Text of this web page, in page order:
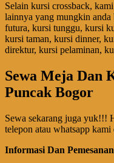
Selain kursi crossback,
lainnya yang mungkin
futura, kursi tunggu, kursi
kursi taman, kursi dinner,
direktur, kursi pelaminan,
Sewa Meja Dan
Puncak Bogor
Sewa sekarang juga yuk!!!
telepon atau whatsapp
Informasi Dan Pemesanan